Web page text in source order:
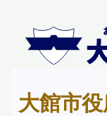
大館市